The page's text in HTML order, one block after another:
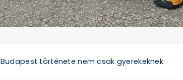
Budapest története nem csak gyerekeknek